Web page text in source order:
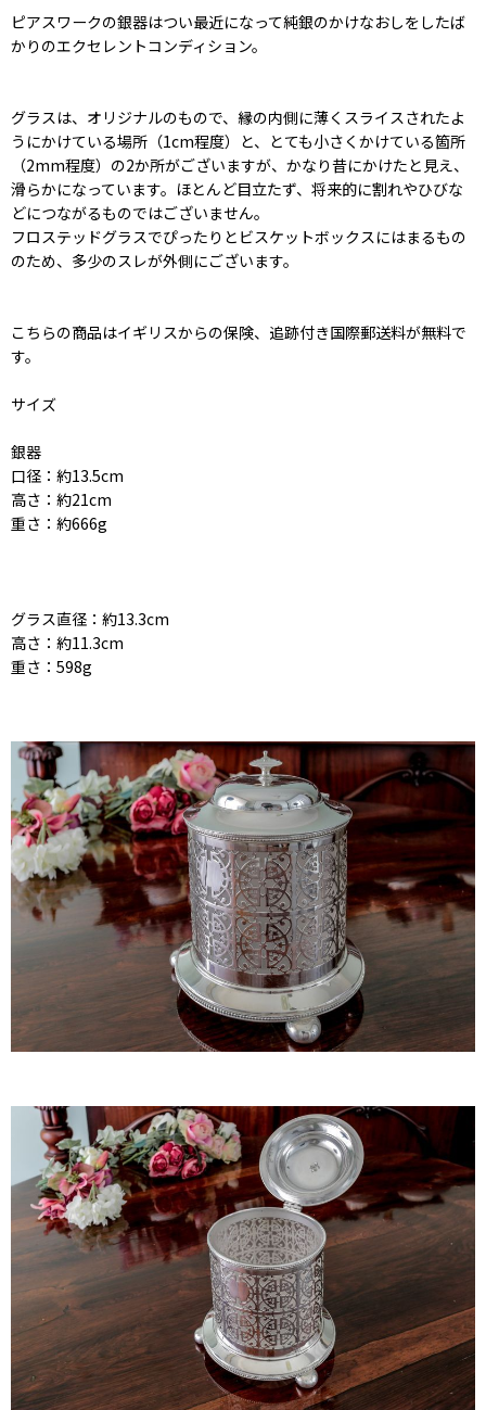
ピアスワークの銀器はつい最近になって純銀のかけなおしをしたば
かりのエクセレントコンディション。
グラスは、オリジナルのもので、縁の内側に薄くスライスされたよ
うにかけている場所（1cm程度）と、とても小さくかけている箇所
（2mm程度）の2か所がございますが、かなり昔にかけたと見え、
滑らかになっています。ほとんど目立たず、将来的に割れやひびな
どにつながるものではございません。
フロステッドグラスでぴったりとビスケットボックスにはまるもの
のため、多少のスレが外側にございます。
こちらの商品はイギリスからの保険、追跡付き国際郵送料が無料で
す。
サイズ
銀器
口径：約13.5cm
高さ：約21cm
重さ：約666g
グラス直径：約13.3cm
高さ：約11.3cm
重さ：598g